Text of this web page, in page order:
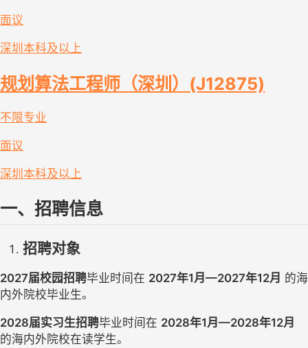
面议
深圳 本科及以上
规划算法工程师（深圳）(J12875)
不限专业
面议
深圳 本科及以上
一、招聘信息
招聘对象
2027届校园招聘毕业时间在 2027年1月—2027年12月 的海
内外院校毕业生。
2028届实习生招聘毕业时间在 2028年1月—2028年12月
的海内外院校在读学生。